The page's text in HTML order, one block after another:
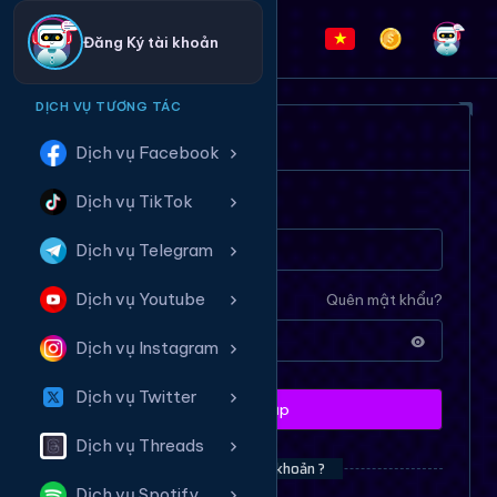
Đăng Ký tài khoản
DỊCH VỤ TƯƠNG TÁC
Dịch vụ Facebook
Dịch vụ TikTok
Dịch vụ Telegram
Dịch vụ Youtube
Dịch vụ Instagram
Dịch vụ Twitter
Dịch vụ Threads
ĐĂNG NHẬP HỆ THỐNG
Tên tài khoản
Quên mật khẩu?
Mật khẩu
Đăng nhập
Bạn chưa có tài khoản ?